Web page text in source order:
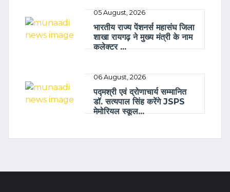
05 August, 2026
भारतीय राज्य पेंशनर्स महासंघ जिला
शाखा रायगढ़ ने मुख्य मंत्री के नाम
कलेक्टर ...
06 August, 2026
पद्मश्री एवं द्रोणाचार्य सम्मानित
डॉ. सत्यपाल सिंह करेंगे JSPS
मेमोरियल स्कूल...